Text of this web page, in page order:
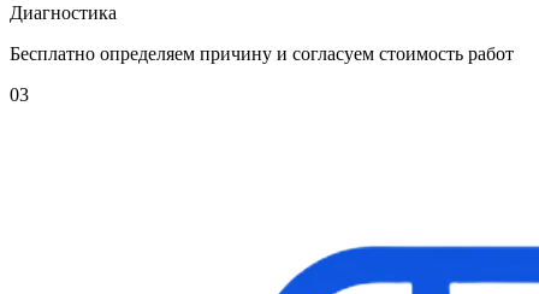
Диагностика
Бесплатно определяем причину и согласуем стоимость работ
03